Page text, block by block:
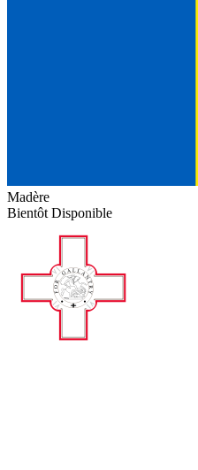
Madère
Bientôt Disponible